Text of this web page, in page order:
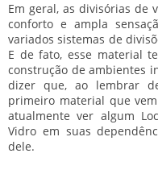
Em geral, as divisórias de
conforto e ampla
variados sistemas de
E de fato, esse material
construção de ambientes
dizer que, ao lembrar
primeiro material que
atualmente ver algum
Vidro em suas
dele.